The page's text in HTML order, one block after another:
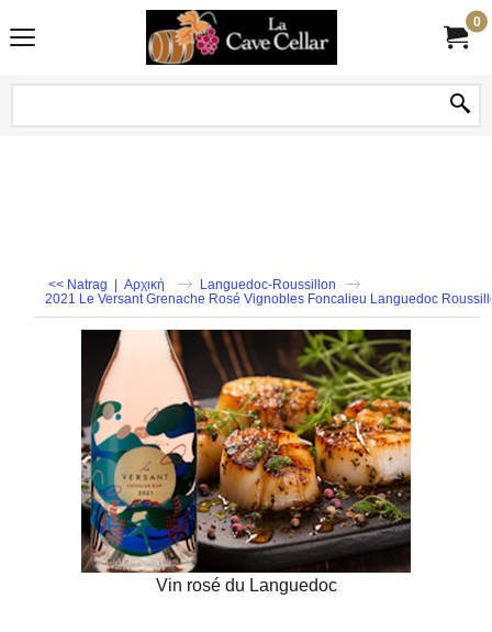
0
<< Natrag | Αρχική
Languedoc-Roussillon
2021 Le Versant Grenache Rosé Vignobles Foncalieu Languedoc
Vin rosé du Languedoc